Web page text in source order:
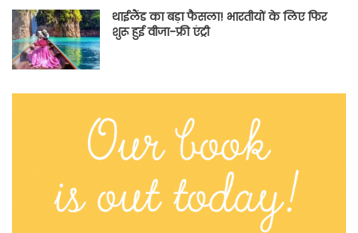
थाईलैंड का बड़ा फैसला! भारतीयों के लिए फिर
शुरू हुई वीजा-फ्री एंट्री